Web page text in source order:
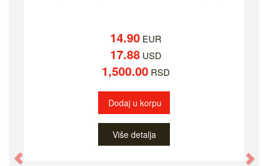
14.90EUR
17.88USD
1,500.00RSD
Dodaj u korpu
Više detalja